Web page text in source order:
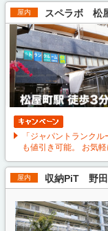
屋内 スペラボ 松
「ジャパントランク
も値引き可能。 お気軽
屋内 収納PiT 野田